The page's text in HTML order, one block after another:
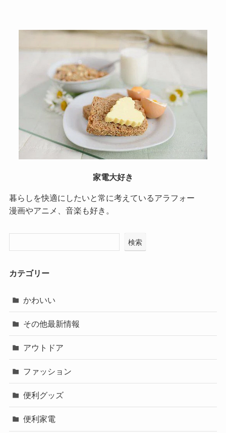
家電大好き
暮らしを快適にしたいと常に考えているアラフォー
漫画やアニメ、音楽も好き。
検索
カテゴリー
かわいい
その他最新情報
アウトドア
ファッション
便利グッズ
便利家電